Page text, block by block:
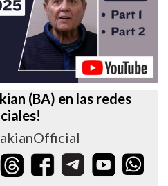
(BA) en las redes